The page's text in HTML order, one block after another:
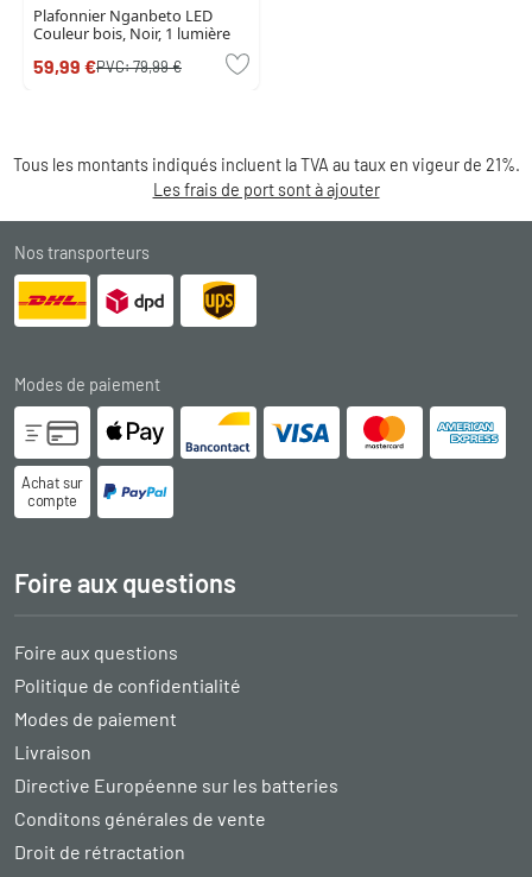
Plafonnier Nganbeto LED
Couleur bois, Noir, 1 lumière
59,99 €PVC:79,99 €
Tous les montants indiqués incluent la TVA au taux en vigeur de 21%.
Les frais de port sont à ajouter
Nos transporteurs
Modes de paiement
Achat sur
compte
Foire aux questions
Foire aux questions
Politique de confidentialité
Modes de paiement
Livraison
Directive Européenne sur les batteries
Conditons générales de vente
Droit de rétractation